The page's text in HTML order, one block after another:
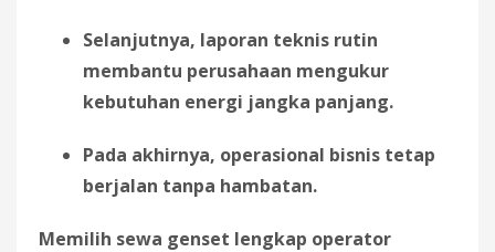
Selanjutnya, laporan teknis rutin
membantu perusahaan mengukur
kebutuhan energi jangka panjang.
Pada akhirnya, operasional bisnis tetap
berjalan tanpa hambatan.
Memilih sewa genset lengkap operator